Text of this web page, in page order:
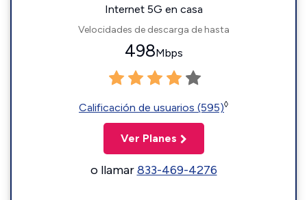
Internet 5G en casa
Velocidades de descarga de hasta
498Mbps
Calificación de usuarios (595)◊
Ver Planes
o llamar833-469-4276